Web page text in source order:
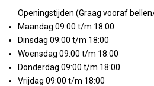
Openingstijden (Graag vooraf
Maandag 09:00 t/m 18:00
Dinsdag 09:00 t/m 18:00
Woensdag 09:00 t/m 18:00
Donderdag 09:00 t/m 18:00
Vrijdag 09:00 t/m 18:00